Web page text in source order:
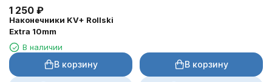
1 250 ₽
Наконечники KV+ Rollski
Extra 10mm
В наличии
В корзину В корзину